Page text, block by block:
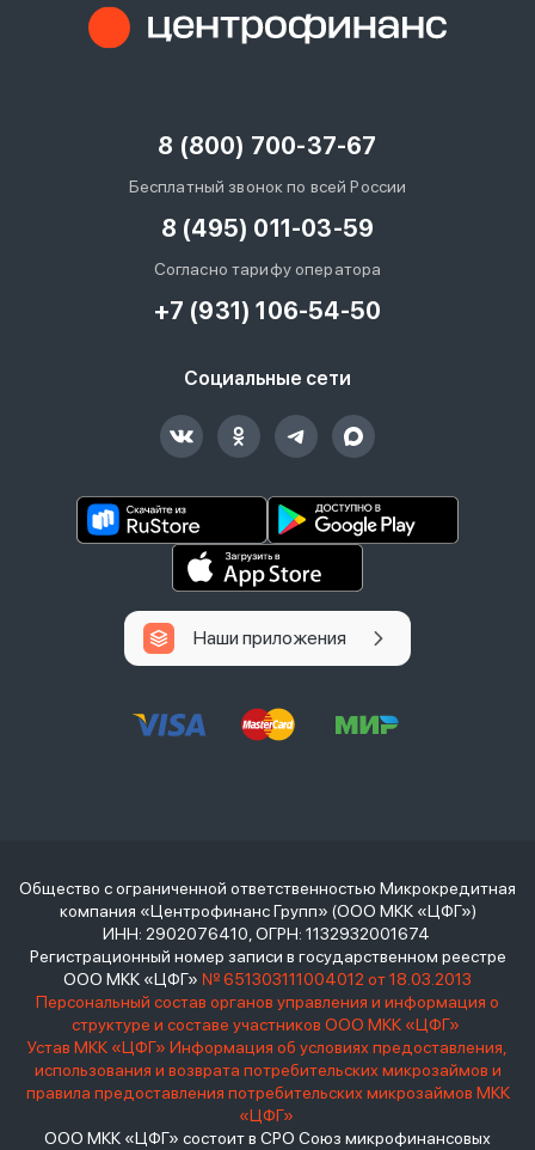
8 (800) 700-37-67
Бесплатный звонок по всей России
8 (495) 011-03-59
Согласно тарифу оператора
+7 (931) 106-54-50
Социальные сети
Наши приложения
Общество с ограниченной ответственностью Микрокредитная
компания «Центрофинанс Групп» (ООО МКК «ЦФГ»)
ИНН: 2902076410, ОГРН: 1132932001674
Регистрационный номер записи в государственном реестре
ООО МКК «ЦФГ» № 651303111004012 от 18.03.2013
Персональный состав органов управления и информация о
структуре и составе участников ООО МКК «ЦФГ»
Устав МКК «ЦФГ» Информация об условиях предоставления,
использования и возврата потребительских микрозаймов и
правила предоставления потребительских микрозаймов МКК
«ЦФГ»
ООО МКК «ЦФГ» состоит в СРО Союз микрофинансовых